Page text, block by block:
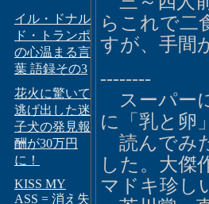
イル・ドナル
ド・トランポ
の心温まる言
葉 語録その3
花火に驚いて
逃げ出した迷
子犬の発見報
酬が30万円
に！
KISS MY
ASS = 消え失
らこれで二
すが、手間
--------
スーパー
に「乳と卵
読んでみ
した。大傑
マドキ珍し